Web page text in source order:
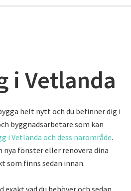
i Vetlanda
helt nytt och du befinner dig i
byggnadsarbetare som kan
i Vetlanda och dess närområde.
fönster eller renovera dina
som finns sedan innan.
vad du behöver och sedan